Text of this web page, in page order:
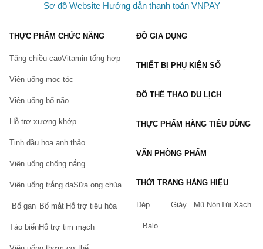
Sơ đồ Website Hướng dẫn thanh toán VNPAY
THỰC PHẨM CHỨC NĂNG
Tăng chiều caoVitamin tổng hợp
Viên uống mọc tóc
Viên uống bổ não
Hỗ trợ xương khớp
Tinh dầu hoa anh thảo
Viên uống chống nắng
Viên uống trắng daSữa ong chúa
Bổ gan Bổ mắt Hỗ trợ tiêu hóa
Tảo biểnHỗ trợ tim mạch
ĐỒ GIA DỤNG
THIẾT BỊ PHỤ KIỆN SỐ
ĐỒ THỂ THAO DU LỊCH
THỰC PHẨM HÀNG TIÊU DÙNG
VĂN PHÒNG PHẨM
THỜI TRANG HÀNG HIỆU
Dép Giày Mũ NónTúi Xách
Balo